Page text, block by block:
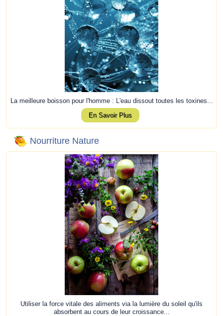
La meilleure boisson pour l'homme : L'eau dissout toutes les toxines...
En Savoir Plus
Nourriture Nature
Utiliser la force vitale des aliments via la lumière du soleil qu'ils
absorbent au cours de leur croissance...